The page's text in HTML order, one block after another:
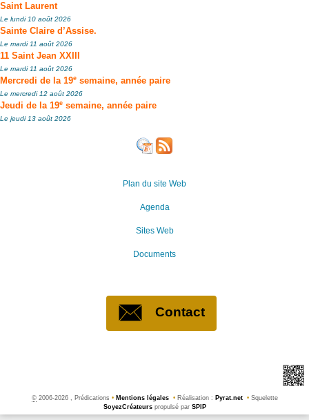
Saint Laurent
Le lundi 10 août 2026
Sainte Claire d’Assise.
Le mardi 11 août 2026
11 Saint Jean XXIII
Le mardi 11 août 2026
Mercredi de la 19e semaine, année paire
Le mercredi 12 août 2026
Jeudi de la 19e semaine, année paire
Le jeudi 13 août 2026
Plan du site Web
Agenda
Sites Web
Documents
Contact
©2006-2026 , Prédications • Mentions légales • Réalisation : Pyrat.net •Squelette
SoyezCréateurspropulsé par SPIP